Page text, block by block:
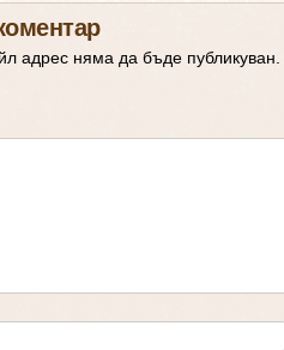
адрес няма да бъде публикуван.